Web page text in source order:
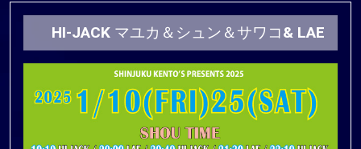
HI-JACK マユカ＆シュン＆サワコ& LAE